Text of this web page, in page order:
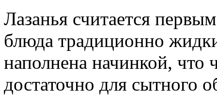
Лазанья считается
блюда традиционно
наполнена начинкой, что
достаточно для сытного